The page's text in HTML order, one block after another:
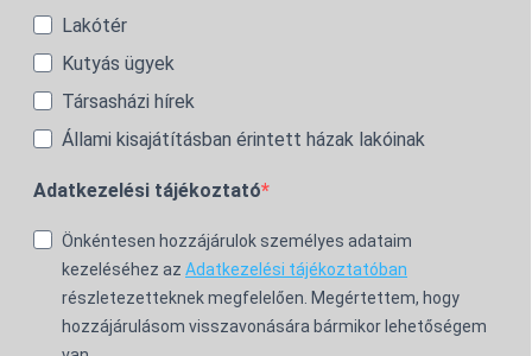
Lakótér
Kutyás ügyek
Társasházi hírek
Állami kisajátításban érintett házak lakóinak
Adatkezelési tájékoztató
Önkéntesen hozzájárulok személyes adataim
kezeléséhez az Adatkezelési tájékoztatóban
részletezetteknek megfelelően. Megértettem, hogy
hozzájárulásom visszavonására bármikor lehetőségem